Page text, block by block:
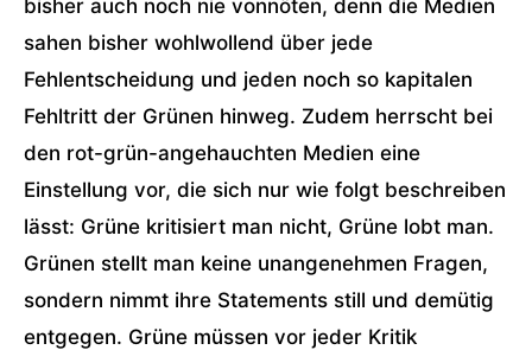
bisher auch noch nie vonnöten, denn die Medien
sahen bisher wohlwollend über jede
Fehlentscheidung und jeden noch so kapitalen
Fehltritt der Grünen hinweg. Zudem herrscht bei
den rot-grün-angehauchten Medien eine
Einstellung vor, die sich nur wie folgt beschreiben
lässt: Grüne kritisiert man nicht, Grüne lobt man.
Grünen stellt man keine unangenehmen Fragen,
sondern nimmt ihre Statements still und demütig
entgegen. Grüne müssen vor jeder Kritik